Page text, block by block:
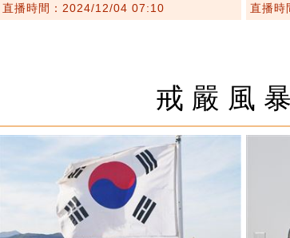
直播時間：2024/12/04 07:10 直播
戒嚴風